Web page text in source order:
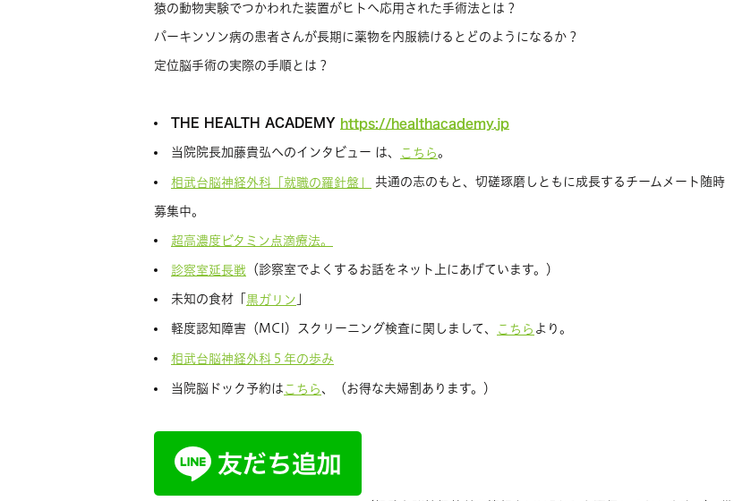
猿の動物実験でつかわれた装置がヒトへ応用された手術法とは？
パーキンソン病の患者さんが長期に薬物を内服続けるとどのようになるか？
定位脳手術の実際の手順とは？
THE HEALTH ACADEMY https://healthacademy.jp
当院院長加藤貴弘へのインタビュー は、 こちら 。
相武台脳神経外科「就職の羅針盤」 共通の志のもと、切磋琢磨しともに成長するチームメート随時
募集中。
超高濃度ビタミン点滴療法。
診察室延長戦 （診察室でよくするお話をネット上にあげています。）
未知の食材「 黒ガリン
軽度認知障害（MCI）スクリーニング検査に関しまして、 こちら より。
相武台脳神経外科５年の歩み
当院脳ドック予約は こちら 、（お得な夫婦割あります。）